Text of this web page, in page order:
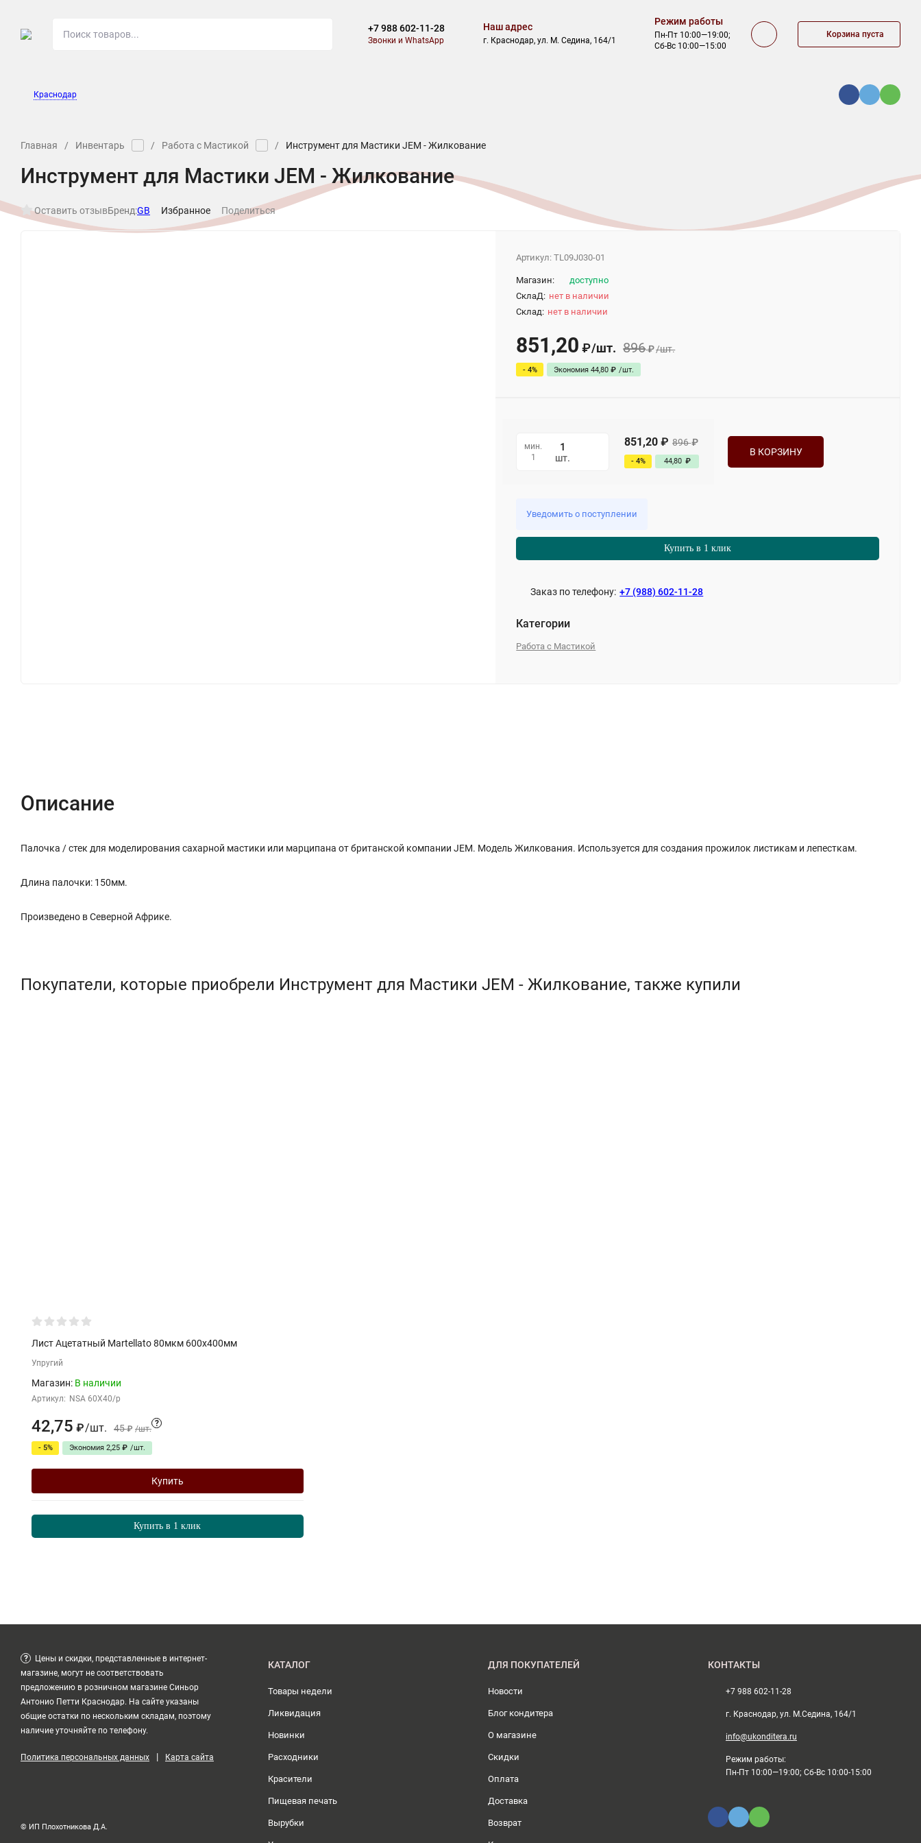
+7 988 602-11-28
Звонки и WhatsApp
Наш адрес
г. Краснодар, ул. М. Седина, 164/1
Режим работы
Пн-Пт 10:00—19:00;
Сб-Вс 10:00—15:00
Корзина пуста
Краснодар
Главная / Инвентарь / Работа с Мастикой / Инструмент для Мастики JEM - Жилкование
Инструмент для Мастики JEM - Жилкование
Оставить отзывБренд:GB Избранное Поделиться
Артикул:TL09J030-01
Магазин:
доступно
СклаД: нет в наличии
Склад: нет в наличии
851,20 ₽/шт. 896₽/шт.
- 4% Экономия44,80 ₽ /шт.
мин.
1
шт.
851,20 ₽ 896 ₽
- 4% 44,80 ₽
В КОРЗИНУ
Уведомить о поступлении
Купить в 1 клик
Заказ по телефону: +7 (988) 602-11-28
Категории
Работа с Мастикой
Описание
Палочка / стек для моделирования сахарной мастики или марципана от британской компании JEM. Модель Жилкования. Используется для создания прожилок листикам и лепесткам.
Длина палочки: 150мм.
Произведено в Северной Африке.
Покупатели, которые приобрели Инструмент для Мастики JEM - Жилкование, также купили
Лист Ацетатный Martellato 80мкм 600х400мм
Упругий
Магазин: В наличии
Артикул: NSA 60X40/p
42,75 ₽/шт. 45 ₽ /шт.
?
- 5% Экономия 2,25 ₽ /шт.
Купить
Купить в 1 клик
?
Цены и скидки, представленные в интернет-
магазине, могут не соответствовать
предложению в розничном магазине Синьор
Антонио Петти Краснодар. На сайте указаны
общие остатки по нескольким складам, поэтому
наличие уточняйте по телефону.
Политика персональных данных | Карта сайта
© ИП Плохотникова Д.А.
КАТАЛОГ
Товары недели
Ликвидация
Новинки
Расходники
Красители
Пищевая печать
Вырубки
ДЛЯ ПОКУПАТЕЛЕЙ
Новости
Блог кондитера
О магазине
Скидки
Оплата
Доставка
Возврат
КОНТАКТЫ
+7 988 602-11-28
г. Краснодар, ул. М.Седина, 164/1
info@ukonditera.ru
Режим работы:
Пн-Пт 10:00—19:00; Сб-Вс 10:00-15:00